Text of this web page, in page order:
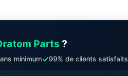
Parts ?
minimum✓99% de clients satisfaits